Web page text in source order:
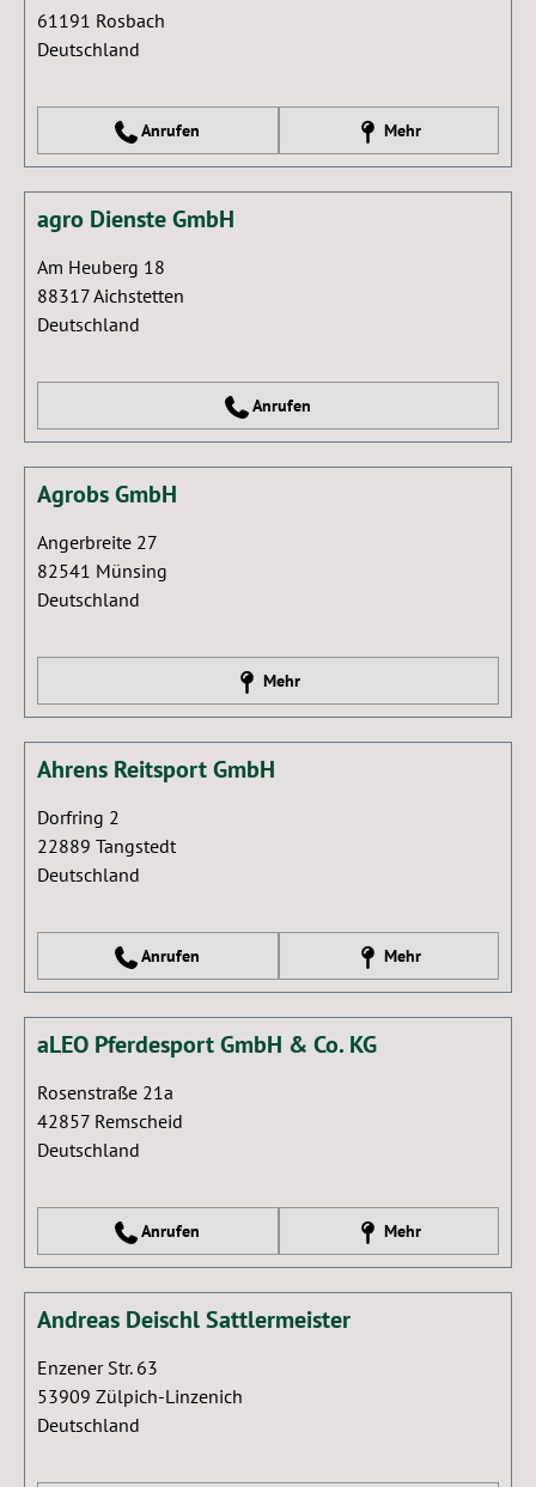
61191 Rosbach
Deutschland
Anrufen Mehr
agro Dienste GmbH
Am Heuberg 18
88317Aichstetten
Deutschland
Anrufen
Agrobs GmbH
Angerbreite 27
82541 Münsing
Deutschland
Mehr
Ahrens Reitsport GmbH
Dorfring 2
22889 Tangstedt
Deutschland
Anrufen Mehr
aLEO Pferdesport GmbH & Co. KG
Rosenstraße 21a
42857 Remscheid
Deutschland
Anrufen Mehr
Andreas Deischl Sattlermeister
Enzener Str. 63
53909 Zülpich-Linzenich
Deutschland